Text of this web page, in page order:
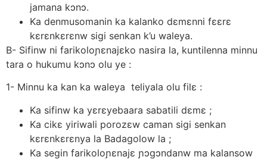
jamana kɔnɔ.
Ka denmusomanin ka kalanko dεmεnni fεεrε
kεrεnkεrεnw sigi senkan k’u waleya.
B- Sifinw ni farikoloɲεnajεko nasira la, kuntilenna minnu
tara o hukumu kɔnɔ olu ye :
1- Minnu ka kan ka waleya teliyala olu filε :
Ka sifinw ka yεrεyebaara sabatili dεmε ;
Ka cikε yiriwali porozεw caman sigi senkan
kεrεnkεrεnya la Badagolow la ;
Ka segin farikoloɲεnajε ɲɔgɔndanw ma kalansow